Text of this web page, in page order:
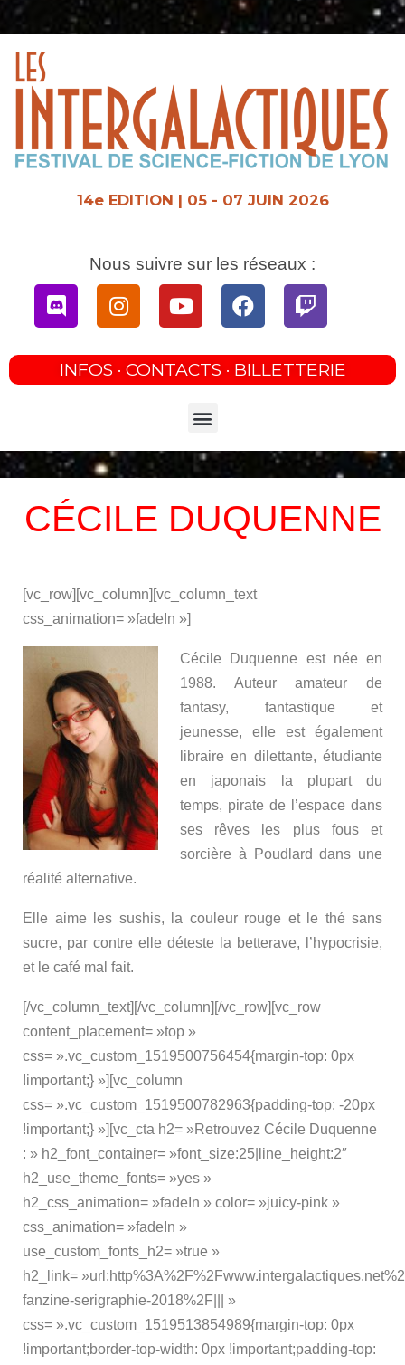
Aller
14e EDITION | 05 - 07 JUIN 2026
Nous suivre sur les réseaux :
DiscordInstagramYoutubeFacebookTwitch
INFOS · CONTACTS · BILLETTERIE
Menu
CÉCILE DUQUENNE
[vc_row][vc_column][vc_column_text
css_animation= »fadeIn »]
Cécile Duquenne est née en
1988. Auteur amateur de
fantasy, fantastique et
jeunesse, elle est également
libraire en dilettante, étudiante
en japonais la plupart du
temps, pirate de l’espace dans
ses rêves les plus fous et
sorcière à Poudlard dans une
réalité alternative.
Elle aime les sushis, la couleur rouge et le thé sans
sucre, par contre elle déteste la betterave, l’hypocrisie,
et le café mal fait.
[/vc_column_text][/vc_column][/vc_row][vc_row
content_placement= »top »
css= ».vc_custom_1519500756454{margin-top: 0px
!important;} »][vc_column
css= ».vc_custom_1519500782963{padding-top: -20px
!important;} »][vc_cta h2= »Retrouvez Cécile Duquenne
: » h2_font_container= »font_size:25|line_height:2″
h2_use_theme_fonts= »yes »
h2_css_animation= »fadeIn » color= »juicy-pink »
css_animation= »fadeIn »
use_custom_fonts_h2= »true »
h2_link=
fanzine-serigraphie-2018%2F||| »
css= ».vc_custom_1519513854989{margin-top: 0px
!important;border-top-width: 0px !important;padding-top: